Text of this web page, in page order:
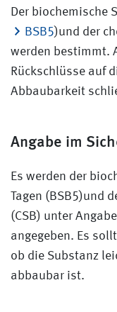
Der biochemische
BSB5)und der
werden bestimmt.
Rückschlüsse auf
Abbaubarkeit
Angabe im
Es werden der
Tagen (BSB5)und
(CSB) unter
angegeben. Es
ob die Substanz
abbaubar ist.